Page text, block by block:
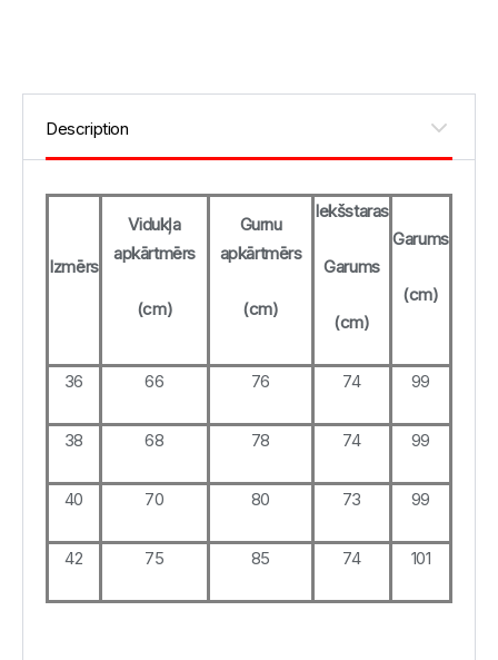
Izmērs
Vidukļa
apkārtmērs
(cm)
Gurnu
apkārtmērs
(cm)
Iekšstaras
Garums
(cm)
Garums
(cm)
36 66 76 74 99
38 68 78 74 99
40 70 80 73 99
42 75 85 74 101